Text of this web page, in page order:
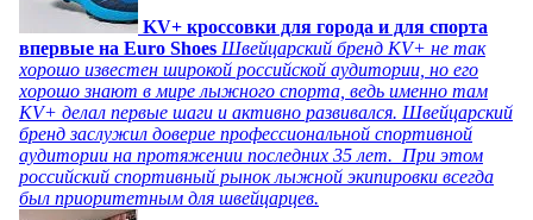
KV+ кроссовки для города и для спорта
впервые на Euro Shoes Швейцарский бренд KV+ не так
хорошо известен широкой российской аудитории, но его
хорошо знают в мире лыжного спорта, ведь именно там
KV+ делал первые шаги и активно развивался. Швейцарский
бренд заслужил доверие профессиональной спортивной
аудитории на протяжении последних 35 лет. При этом
российский спортивный рынок лыжной экипировки всегда
был приоритетным для швейцарцев.